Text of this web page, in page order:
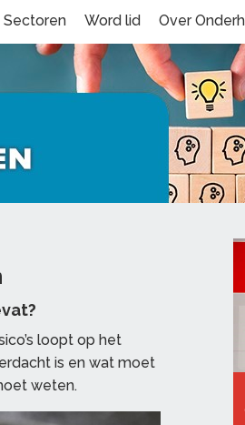
Sectoren Word lid Over
loopt op het
is en wat moet
weten.